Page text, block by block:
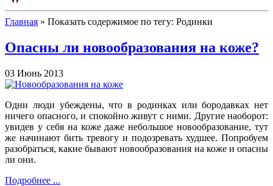
Главная » Показать содержимое по тегу: Родинки
Опасны ли новообразования на коже?
03 Июнь 2013
Одни люди убеждены, что в родинках или бородавках нет
ничего опасного, и спокойно живут с ними. Другие наоборот:
увидев у себя на коже даже небольшое новообразование, тут
же начинают бить тревогу и подозревать худшее. Попробуем
разобраться, какие бывают новообразования на коже и опасны
ли они.
Подробнее ...